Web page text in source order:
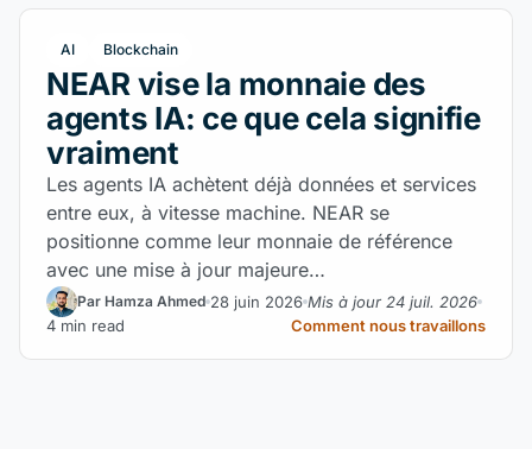
AI Blockchain
NEAR vise la monnaie des
agents IA: ce que cela signifie
vraiment
Les agents IA achètent déjà données et services
entre eux, à vitesse machine. NEAR se
positionne comme leur monnaie de référence
avec une mise à jour majeure…
Par Hamza Ahmed 28 juin 2026 Mis à jour 24 juil. 2026
4 min read
Comment nous travaillons